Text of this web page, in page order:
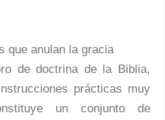
que anulan la gracia
de doctrina de la Biblia,
prácticas muy
un conjunto de